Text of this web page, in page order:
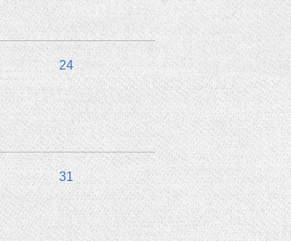
24
31